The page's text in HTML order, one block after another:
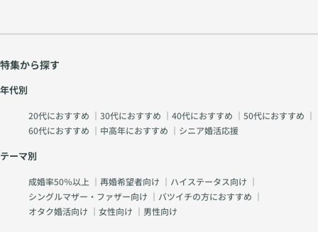
特集から探す
年代別
20代におすすめ ｜ 30代におすすめ ｜ 40代におすすめ ｜ 50代におすすめ ｜
60代におすすめ ｜ 中高年におすすめ ｜ シニア婚活応援
テーマ別
成婚率50％以上 ｜ 再婚希望者向け ｜ ハイステータス向け ｜
シングルマザー・ファザー向け ｜ バツイチの方におすすめ ｜
オタク婚活向け ｜ 女性向け ｜ 男性向け